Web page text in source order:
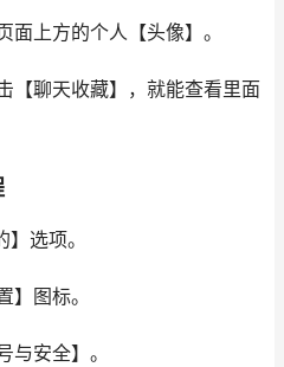
上方的个人【头像】。
【聊天收藏】，就能查看里面
选项。
】图标。
与安全】。